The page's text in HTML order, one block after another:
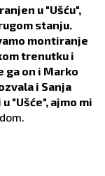
u "Ušću",
stanju.
montiranje
trenutku i
ga on i Marko
i Sanja
"Ušće", ajmo mi